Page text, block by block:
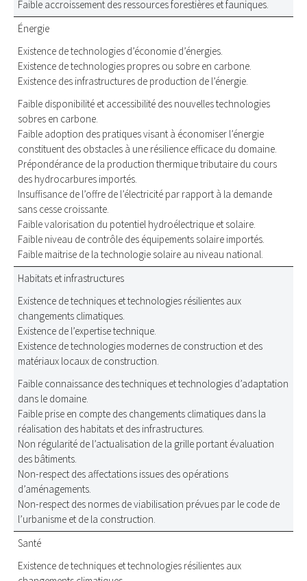
Faible accroissement des ressources forestières et fauniques.
Énergie
Existence de technologies d’économie d’énergies.
Existence de technologies propres ou sobre en carbone.
Existence des infrastructures de production de l’énergie.
Faible disponibilité et accessibilité des nouvelles technologies
sobres en carbone.
Faible adoption des pratiques visant à économiser l’énergie
constituent des obstacles à une résilience efficace du domaine.
Prépondérance de la production thermique tributaire du cours
des hydrocarbures importés.
Insuffisance de l’offre de l’électricité par rapport à la demande
sans cesse croissante.
Faible valorisation du potentiel hydroélectrique et solaire.
Faible niveau de contrôle des équipements solaire importés.
Faible maitrise de la technologie solaire au niveau national.
Habitats et infrastructures
Existence de techniques et technologies résilientes aux
changements climatiques.
Existence de l’expertise technique.
Existence de technologies modernes de construction et des
matériaux locaux de construction.
Faible connaissance des techniques et technologies d’adaptation
dans le domaine.
Faible prise en compte des changements climatiques dans la
réalisation des habitats et des infrastructures.
Non régularité de l’actualisation de la grille portant évaluation
des bâtiments.
Non-respect des affectations issues des opérations
d’aménagements.
Non-respect des normes de viabilisation prévues par le code de
l’urbanisme et de la construction.
Santé
Existence de techniques et technologies résilientes aux